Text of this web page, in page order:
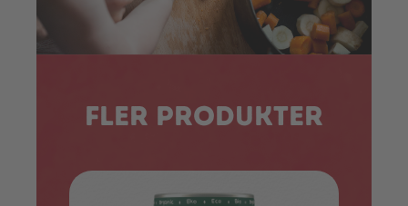
Fler produkter